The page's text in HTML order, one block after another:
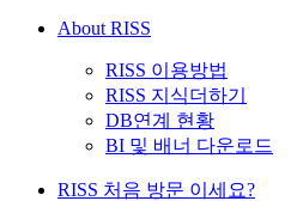
About RISS
RISS 이용방법
RISS 지식더하기
DB연계 현황
BI 및 배너 다운로드
RISS 처음 방문 이세요?